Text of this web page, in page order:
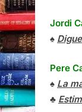
Jordi
♠
Pere
♠ La
♣